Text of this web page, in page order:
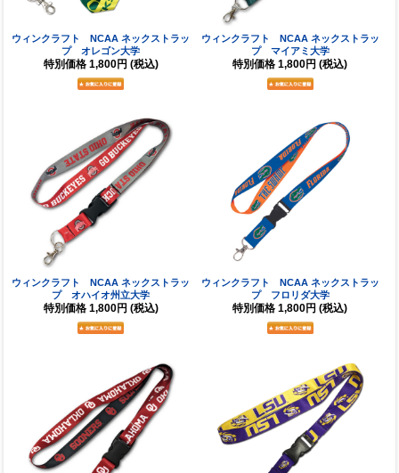
ウィンクラフト NCAA ネックストラッ
プ オレゴン大学
特別価格 1,800円 (税込)
ウィンクラフト NCAA ネックストラッ
プ マイアミ大学
特別価格 1,800円 (税込)
ウィンクラフト NCAA ネックストラッ
プ オハイオ州立大学
特別価格 1,800円 (税込)
ウィンクラフト NCAA ネックストラッ
プ フロリダ大学
特別価格 1,800円 (税込)